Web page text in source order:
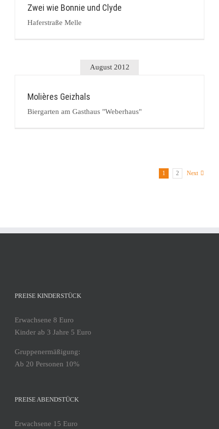
Zwei wie Bonnie und Clyde
Haferstraße Melle
August 2012
Molières Geizhals
Biergarten am Gasthaus "Weberhaus"
1 2 Next
PREISE KINDERSTÜCK
Erwachsene 8 Euro
Kinder ab 3 Jahre 5 Euro
Gruppenermäßigung:
Ab 20 Personen 10%
PREISE ABENDSTÜCK
Erwachsene 15 Euro